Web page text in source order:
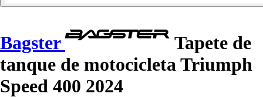
Bagster
Tapete de
tanque de motocicleta Triumph
Speed 400 2024